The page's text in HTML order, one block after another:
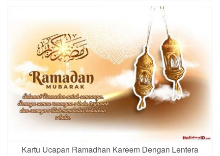
Kartu Ucapan Ramadhan Kareem Dengan Lentera